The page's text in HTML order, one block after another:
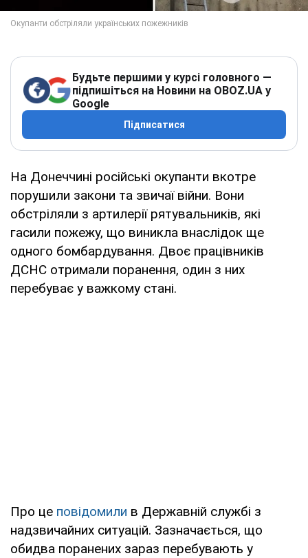
Будьте першими у курсі головного —
підпишіться на Новини на OBOZ.UA у
Google
Підписатися
На Донеччині російські окупанти вкотре
порушили закони та звичаї війни. Вони
обстріляли з артилерії рятувальників, які
гасили пожежу, що виникла внаслідок ще
одного бомбардування. Двоє працівників
ДСНС отримали поранення, один з них
перебуває у важкому стані.
Про це повідомили в Державній службі з
надзвичайних ситуацій. Зазначається, що
обидва поранених зараз перебувають у